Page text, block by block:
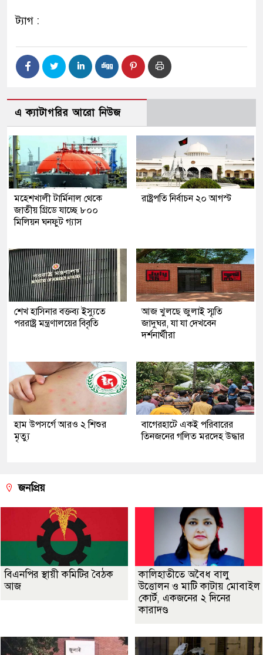
ট্যাগ :
এ ক্যাটাগরির আরো নিউজ
মহেশখালী টার্মিনাল থেকে
জাতীয় গ্রিডে যাচ্ছে ৮০০
মিলিয়ন ঘনফুট গ্যাস
রাষ্ট্রপতি নির্বাচন ২০ আগস্ট
শেখ হাসিনার বক্তব্য ইস্যুতে
পররাষ্ট্র মন্ত্রণালয়ের বিবৃতি
আজ খুলছে জুলাই স্মৃতি
জাদুঘর, যা যা দেখবেন
দর্শনার্থীরা
হাম উপসর্গে আরও ২ শিশুর
মৃত্যু
‎বাগেরহাটে একই পরিবারের
তিনজনের গলিত মরদেহ উদ্ধার
জনপ্রিয়
বিএনপির স্থায়ী কমিটির বৈঠক
আজ
কালিহাতীতে অবৈধ বালু
উত্তোলন ও মাটি কাটায় মোবাইল
কোর্ট, একজনের ২ দিনের
কারাদণ্ড